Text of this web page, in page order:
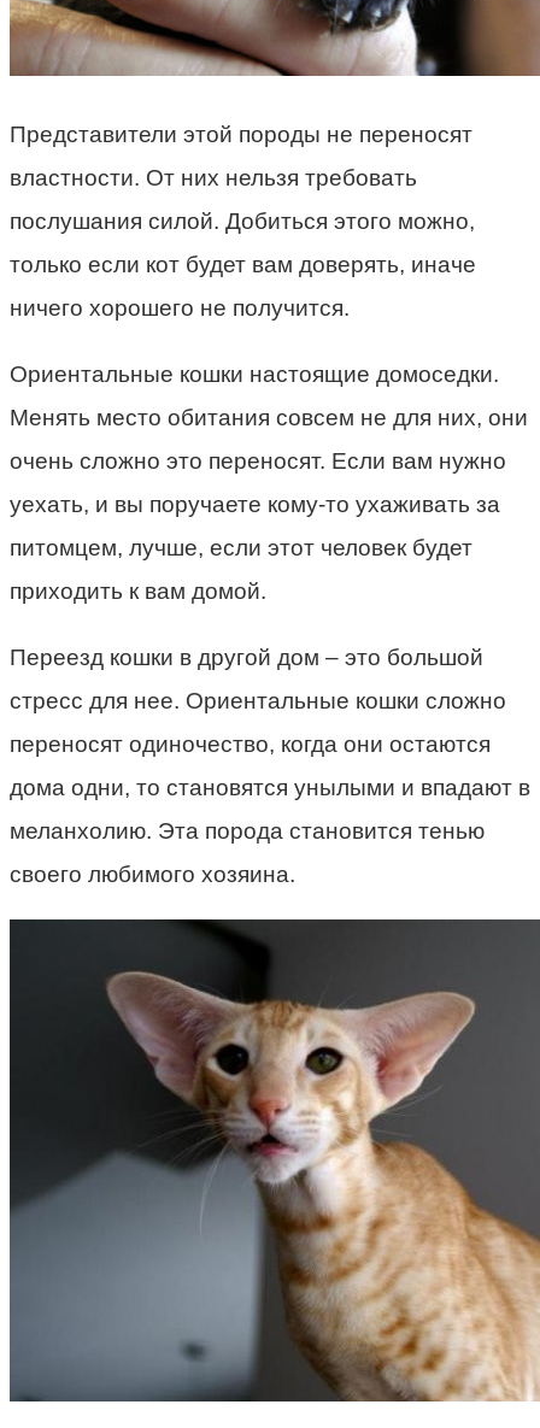
Представители этой породы не переносят
властности. От них нельзя требовать
послушания силой. Добиться этого можно,
только если кот будет вам доверять, иначе
ничего хорошего не получится.
Ориентальные кошки настоящие домоседки.
Менять место обитания совсем не для них, они
очень сложно это переносят. Если вам нужно
уехать, и вы поручаете кому-то ухаживать за
питомцем, лучше, если этот человек будет
приходить к вам домой.
Переезд кошки в другой дом – это большой
стресс для нее. Ориентальные кошки сложно
переносят одиночество, когда они остаются
дома одни, то становятся унылыми и впадают в
меланхолию. Эта порода становится тенью
своего любимого хозяина.